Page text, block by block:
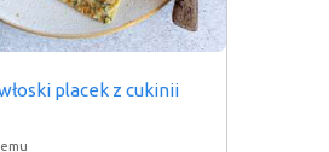
placek z cukinii